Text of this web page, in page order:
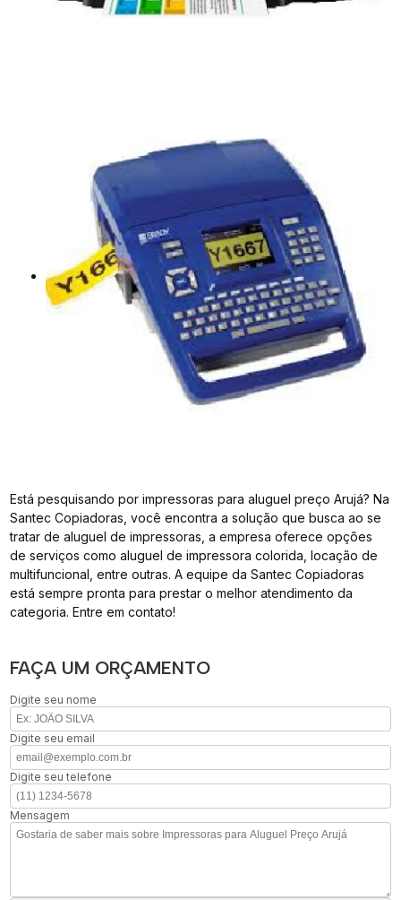
Está pesquisando por impressoras para aluguel preço Arujá? Na
Santec Copiadoras, você encontra a solução que busca ao se
tratar de aluguel de impressoras, a empresa oferece opções
de serviços como aluguel de impressora colorida, locação de
multifuncional, entre outras. A equipe da Santec Copiadoras
está sempre pronta para prestar o melhor atendimento da
categoria. Entre em contato!
FAÇA UM ORÇAMENTO
Digite seu nome
Digite seu email
Digite seu telefone
Mensagem